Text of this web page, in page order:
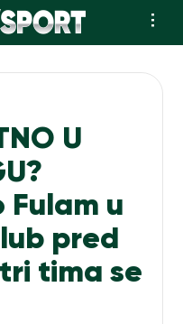
U
u
pred
tima se